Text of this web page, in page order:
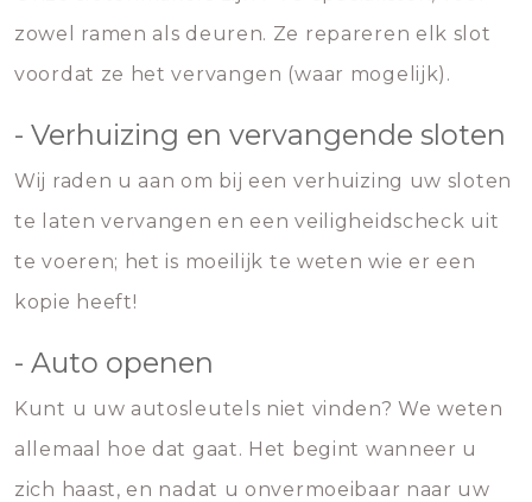
zowel ramen als deuren. Ze repareren elk slot
voordat ze het vervangen (waar mogelijk).
- Verhuizing en vervangende sloten
Wij raden u aan om bij een verhuizing uw sloten
te laten vervangen en een veiligheidscheck uit
te voeren; het is moeilijk te weten wie er een
kopie heeft!
- Auto openen
Kunt u uw autosleutels niet vinden? We weten
allemaal hoe dat gaat. Het begint wanneer u
zich haast, en nadat u onvermoeibaar naar uw